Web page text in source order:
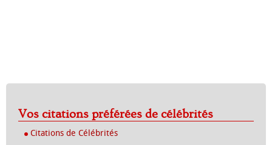
Vos citations préférées de célébrités
Citations de Célébrités